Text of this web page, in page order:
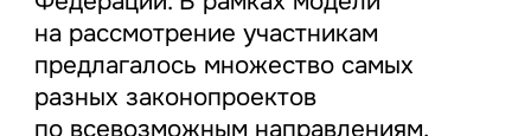
на рассмотрение участникам
предлагалось множество самых
разных законопроектов
по всевозможным направлениям,